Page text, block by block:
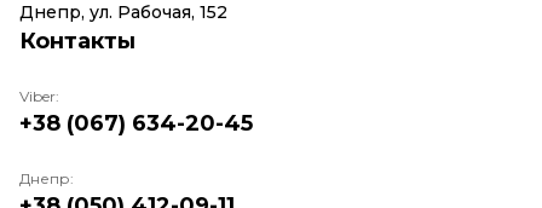
Днепр, ул. Рабочая, 152
Контакты
Viber:
+38 (067) 634-20-45
Днепр: